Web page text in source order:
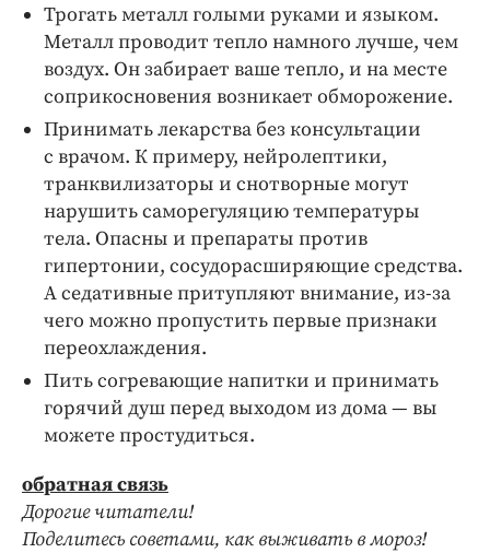
Трогать металл голыми руками и языком.
Металл проводит тепло намного лучше, чем
воздух. Он забирает ваше тепло, и на месте
соприкосновения возникает обморожение.
Принимать лекарства без консультации
с врачом. К примеру, нейролептики,
транквилизаторы и снотворные могут
нарушить саморегуляцию температуры
тела. Опасны и препараты против
гипертонии, сосудорасширяющие средства.
А седативные притупляют внимание, из-за
чего можно пропустить первые признаки
переохлаждения.
Пить согревающие напитки и принимать
горячий душ перед выходом из дома — вы
можете простудиться.
обратная связь
Дорогие читатели!
Поделитесь советами, как выживать в мороз!